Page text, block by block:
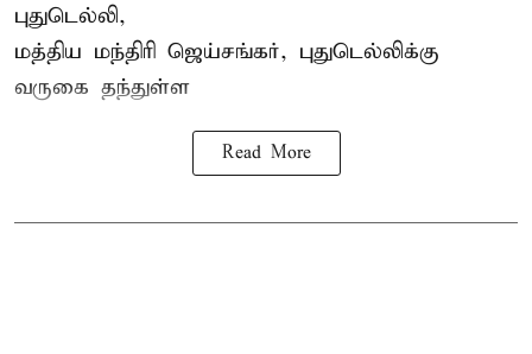
புதுடெல்லி,
மத்திய மந்திரி ஜெய்சங்கர், புதுடெல்லிக்கு
வருகை தந்துள்ள
Read More